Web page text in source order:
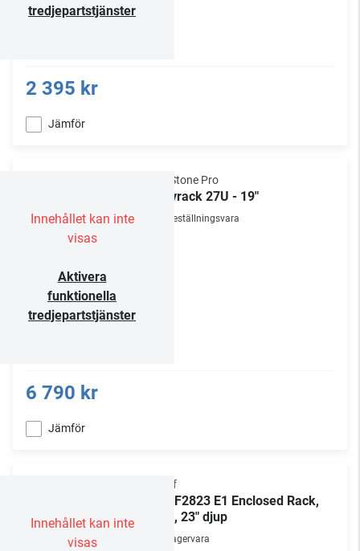
tredjepartstjänster
2 395 kr
Jämför
Innehållet kan inte
visas
Aktivera
funktionella
tredjepartstjänster
NorStone Pro
Golvrack 27U - 19"
Beställningsvara
6 790 kr
Jämför
Innehållet kan inte
visas
Chief
NE1F2823 E1 Enclosed Rack,
28U, 23" djup
Lagervara